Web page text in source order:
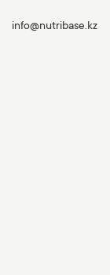
info@nutribase.kz